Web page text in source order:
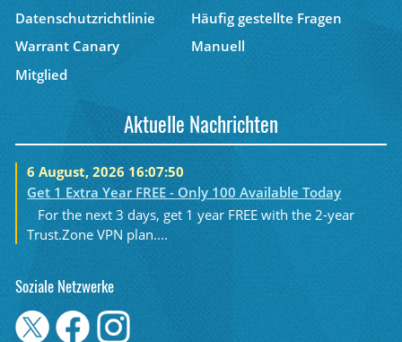
Datenschutzrichtlinie
Häufig gestellte Fragen
Warrant Canary
Manuell
Mitglied
Aktuelle Nachrichten
6 August, 2026 16:07:50
Get 1 Extra Year FREE - Only 100 Available Today
For the next 3 days, get 1 year FREE with the 2-year
Trust.Zone VPN plan....
Soziale Netzwerke